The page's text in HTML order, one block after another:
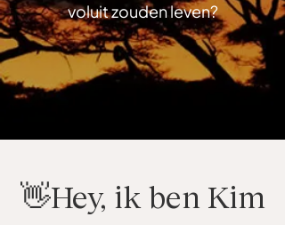
voluit zouden leven?
👋Hey, ik ben Kim